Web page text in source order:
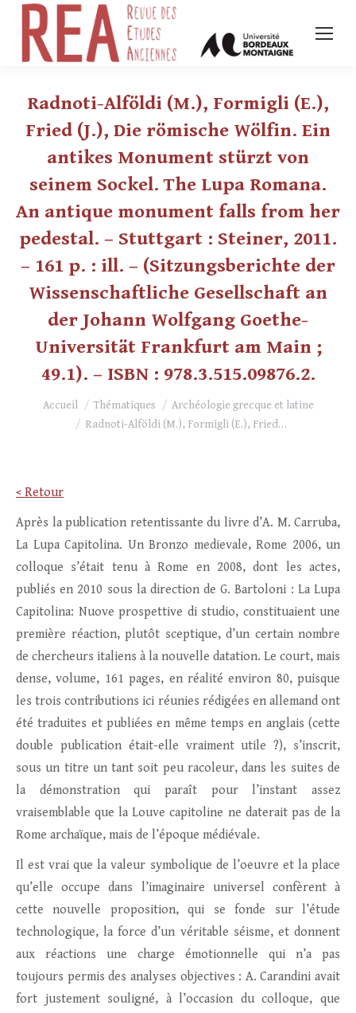
Radnoti-Alföldi (M.), Formigli (E.),
Fried (J.), Die römische Wölfin. Ein
antikes Monument stürzt von
seinem Sockel. The Lupa Romana.
An antique monument falls from her
pedestal. – Stuttgart : Steiner, 2011.
– 161 p. : ill. – (Sitzungsberichte der
Wissenschaftliche Gesellschaft an
der Johann Wolfgang Goethe-
Universität Frankfurt am Main ;
49.1). – ISBN : 978.3.515.09876.2.
Vous êtes ici :
Accueil Thématiques
Archéologie grecque et latine
Radnoti-Alföldi (M.), Formigli (E.), Fried…
< Retour
Après la publication retentissante du livre d’A. M. Carruba,
La Lupa Capitolina. Un Bronzo medievale, Rome 2006, un
colloque s’était tenu à Rome en 2008, dont les actes,
publiés en 2010 sous la direction de G. Bartoloni : La Lupa
Capitolina: Nuove prospettive di studio, constituaient une
première réaction, plutôt sceptique, d’un certain nombre
de chercheurs italiens à la nouvelle datation. Le court, mais
dense, volume, 161 pages, en réalité environ 80, puisque
les trois contributions ici réunies rédigées en allemand ont
été traduites et publiées en même temps en anglais (cette
double publication était-elle vraiment utile ?), s’inscrit,
sous un titre un tant soit peu racoleur, dans les suites de
la démonstration qui paraît pour l’instant assez
vraisemblable que la Louve capitoline ne daterait pas de la
Rome archaïque, mais de l’époque médiévale.
Il est vrai que la valeur symbolique de l’oeuvre et la place
qu’elle occupe dans l’imaginaire universel confèrent à
cette nouvelle proposition, qui se fonde sur l’étude
technologique, la force d’un véritable séisme, et donnent
aux réactions une charge émotionnelle qui n’a pas
toujours permis des analyses objectives : A. Carandini avait
fort justement souligné, à l’occasion du colloque, que